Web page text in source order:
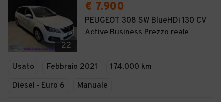
22
€ 7.900
PEUGEOT 308 SW BlueHDi 130 CV
Active Business Prezzo reale
Usato Febbraio 2021
174.000 km
Diesel - Euro 6
Manuale